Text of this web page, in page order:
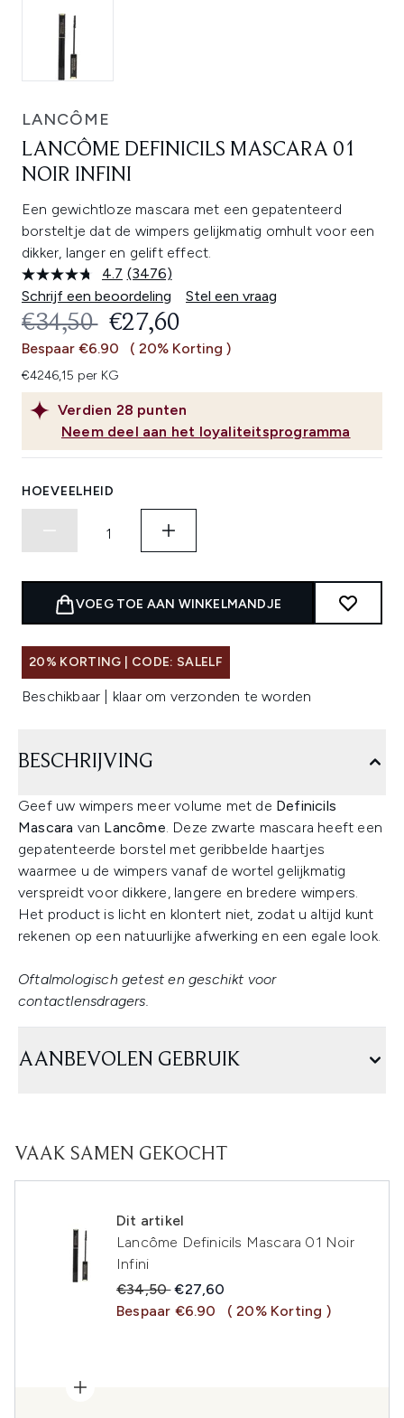
LANCÔME
LANCÔME DEFINICILS MASCARA 01
NOIR INFINI
Een gewichtloze mascara met een gepatenteerd
borsteltje dat de wimpers gelijkmatig omhult voor een
dikker, langer en gelift effect.
4.7 Lees
3476
beoordelingen.
Dezelfde
paginalink.
(3476)
Schrijf een beoordeling
Stel een vraag
Verdien 28 punten
Neem deel aan het loyaliteitsprogramma
RECOMMENDED RETAIL PRICE:
€34,50 HUIDIGE PRIJS:
€27,60
Bespaar €6.90 ( 20% Korting )
€4246,15 per KG
HOEVEELHEID
VOEG TOE AAN WINKELMANDJE
20% KORTING | CODE: SALELF
Beschikbaar | klaar om verzonden te worden
BESCHRIJVING
Geef uw wimpers meer volume met de Definicils
Mascara van Lancôme. Deze zwarte mascara heeft een
gepatenteerde borstel met geribbelde haartjes
waarmee u de wimpers vanaf de wortel gelijkmatig
verspreidt voor dikkere, langere en bredere wimpers.
Het product is licht en klontert niet, zodat u altijd kunt
rekenen op een natuurlijke afwerking en een egale look.
Oftalmologisch getest en geschikt voor
contactlensdragers.
AANBEVOLEN GEBRUIK
VAAK SAMEN GEKOCHT
Dit artikel
Lancôme Definicils Mascara 01 Noir
Infini
Recommended Retail Price:
€34,50Huidige prijs:
€27,60
Bespaar €6.90
( 20% Korting )